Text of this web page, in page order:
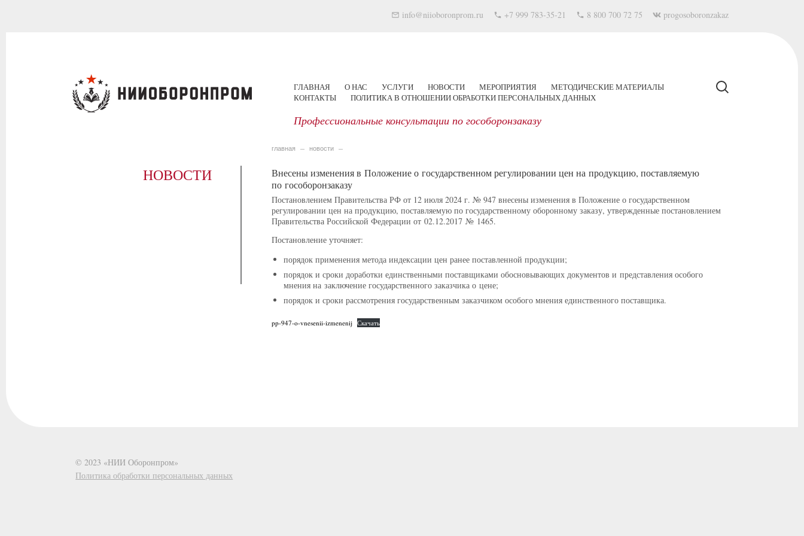
info@niioboronprom.ru +7 999 783-35-21 8 800 700 72 75 progosoboronzakaz
ГЛАВНАЯ О НАС УСЛУГИ НОВОСТИ МЕРОПРИЯТИЯ
МЕТОДИЧЕСКИЕ МАТЕРИАЛЫ
КОНТАКТЫ
ПОЛИТИКА В ОТНОШЕНИИ ОБРАБОТКИ ПЕРСОНАЛЬНЫХ ДАННЫХ
Профессиональные консультации по гособоронзаказу
НОВОСТИ
главная новости
Внесены изменения в Положение о государственном регулировании цен на продукцию, поставляемую
по гособоронзаказу
Постановлением Правительства РФ от 12 июля 2024 г. № 947 внесены изменения в Положение о государственном
регулировании цен на продукцию, поставляемую по государственному оборонному заказу, утвержденные постановлением
Правительства Российской Федерации от 02.12.2017 № 1465.
Постановление уточняет:
порядок применения метода индексации цен ранее поставленной продукции;
порядок и сроки доработки единственными поставщиками обосновывающих документов и представления особого
мнения на заключение государственного заказчика о цене;
порядок и сроки рассмотрения государственным заказчиком особого мнения единственного поставщика.
pp-947-o-vnesenii-izmenenij Скачать
© 2023 «НИИ Оборонпром»
Политика обработки персональных данных